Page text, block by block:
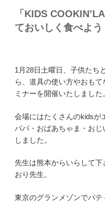
「KIDS
ておいしく食べよう
1月28日土曜日、子供たち
ら、道具の使い方やおも
ミナーを開催いたしました
会場にはたくさんのkidsが
パパ・おばあちゃま・お
しました。
先生は熊本からいらして
おり先生。
東京のグランメゾンでパ